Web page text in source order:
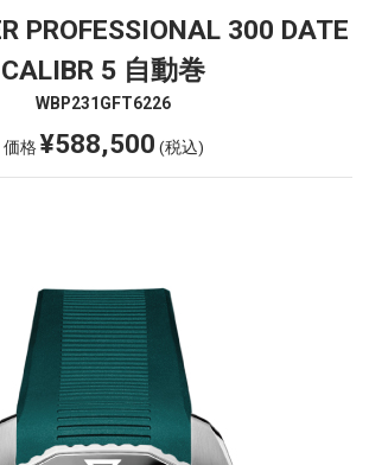
PROFESSIONAL 300 DATE
CALIBR 5 自動巻
WBP231GFT6226
価格¥588,500 (税込)